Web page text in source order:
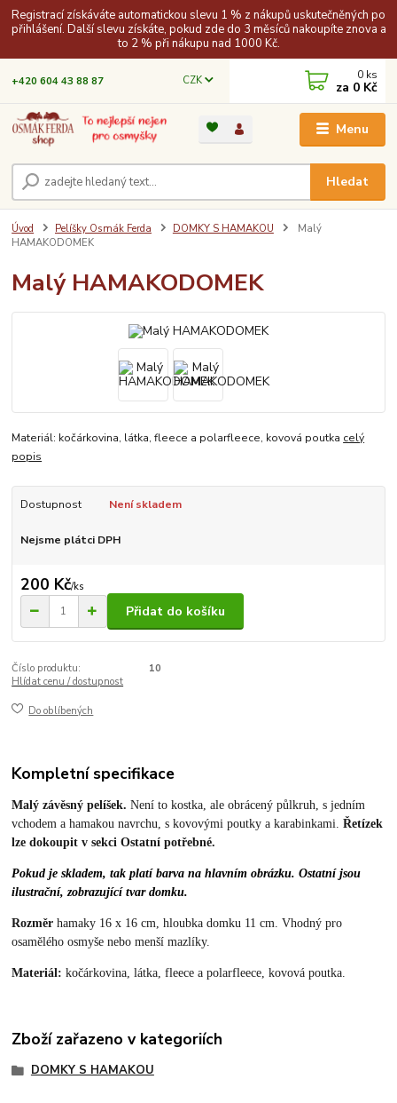
Registrací získáváte automatickou slevu 1 % z nákupů uskutečněných po
přihlášení. Další slevu získáte, pokud zde do 3 měsíců nakoupíte znova a
to 2 % při nákupu nad 1000 Kč.
Menu
CZK
Hledat
+420 604 43 88 87 0 ks
za 0 Kč
Úvod Pelíšky Osmák Ferda DOMKY S HAMAKOU
Malý
HAMAKODOMEK
Malý HAMAKODOMEK
Materiál: kočárkovina, látka, fleece a polarfleece, kovová poutka celý
popis
Dostupnost Není skladem
Nejsme plátci DPH
200 Kč/ks
Přidat do košíku
Číslo produktu:
10
Hlídat cenu / dostupnost
Do oblíbených
Kompletní specifikace
Malý závěsný pelíšek. Není to kostka, ale obrácený půlkruh, s jedním
vchodem a hamakou navrchu, s kovovými poutky a karabinkami.Řetízek
lze dokoupit v sekci Ostatní potřebné.
Pokud je skladem, tak platí barva na hlavním obrázku. Ostatní jsou
ilustrační, zobrazující tvar domku.
Rozměr hamaky 16 x 16 cm, hloubka domku 11 cm. Vhodný pro
osamělého osmyše nebo menší mazlíky.
Materiál: kočárkovina, látka, fleece a polarfleece, kovová poutka.
Zboží zařazeno v kategoriích
DOMKY S HAMAKOU